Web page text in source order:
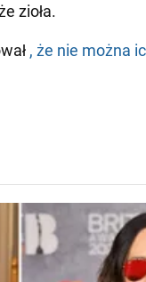
zioła.
, że nie można